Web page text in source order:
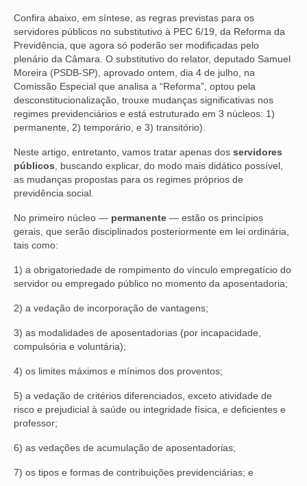
SUBSEDES
ARAÇATUBA
BAURU
PRESIDENTE PRUDENTE
RIBEIRÃO PRETO
SÃO JOSÉ DOS CAMPOS
SÃO JOSÉ DO RIO PRETO
SOROCABA
NOTÍCIAS
BOLETIM
CONVÊNIOS
SINDICALIZE-SE
NÚCLEOS
AGENTES DE POLÍCIA JUDICIAL
Confira abaixo, em síntese, as regras previstas para os
servidores públicos no substitutivo à PEC 6/19, da Reforma da
Previdência, que agora só poderão ser modificadas pelo
plenário da Câmara. O substitutivo do relator, deputado Samuel
Moreira (PSDB-SP), aprovado ontem, dia 4 de julho, na
Comissão Especial que analisa a “Reforma”, optou pela
desconstitucionalização, trouxe mudanças significativas nos
regimes previdenciários e está estruturado em 3 núcleos: 1)
permanente, 2) temporário, e 3) transitório).
Neste artigo, entretanto, vamos tratar apenas dos servidores
públicos , buscando explicar, do modo mais didático possível,
as mudanças propostas para os regimes próprios de
previdência social.
No primeiro núcleo — permanente — estão os princípios
gerais, que serão disciplinados posteriormente em lei ordinária,
tais como:
1) a obrigatoriedade de rompimento do vínculo empregatício do
servidor ou empregado público no momento da aposentadoria;
2) a vedação de incorporação de vantagens;
3) as modalidades de aposentadorias (por incapacidade,
compulsória e voluntária);
4) os limites máximos e mínimos dos proventos;
5) a vedação de critérios diferenciados, exceto atividade de
risco e prejudicial à saúde ou integridade física, e deficientes e
professor;
6) as vedações de acumulação de aposentadorias;
7) os tipos e formas de contribuições previdenciárias; e